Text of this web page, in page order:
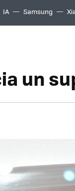
IA Samsung
un